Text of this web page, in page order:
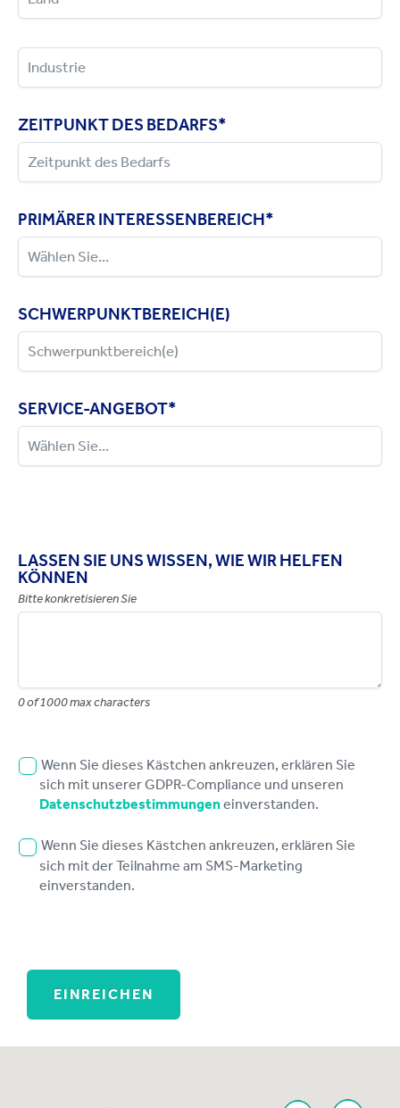
ZEITPUNKT DES BEDARFS*
PRIMÄRER INTERESSENBEREICH*
SCHWERPUNKTBEREICH(E)
SERVICE-ANGEBOT*
LASSEN SIE UNS WISSEN, WIE WIR HELFEN
KÖNNEN
Bitte konkretisieren Sie
0 of 1000 max characters
Wenn Sie dieses Kästchen ankreuzen, erklären Sie
sich mit unserer GDPR-Compliance und unseren
Datenschutzbestimmungeneinverstanden.
Wenn Sie dieses Kästchen ankreuzen, erklären Sie
sich mit der Teilnahme am SMS-Marketing
einverstanden.